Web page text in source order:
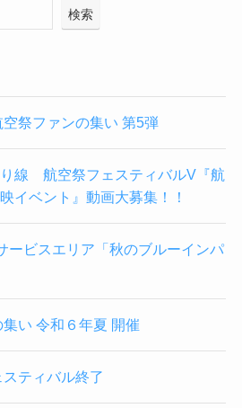
検索
空祭ファンの集い 第5弾
線 航空祭フェスティバルV『航
イベント』動画大募集！！
ビスエリア「秋のブルーインパ
い 令和６年夏 開催
ティバル終了